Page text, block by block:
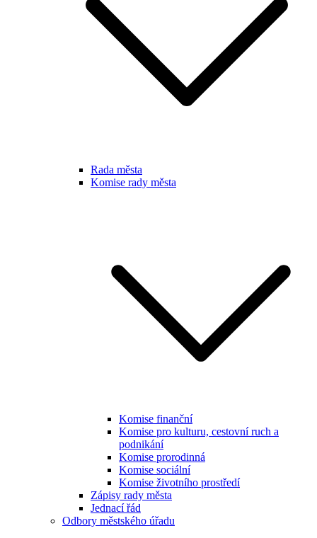
Rada města
Komise rady města
Komise finanční
Komise pro kulturu, cestovní ruch a
podnikání
Komise prorodinná
Komise sociální
Komise životního prostředí
Zápisy rady města
Jednací řád
Odbory městského úřadu